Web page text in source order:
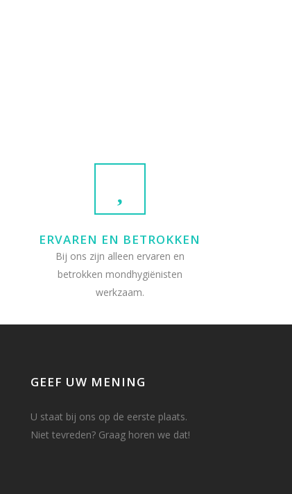
ERVAREN EN BETROKKEN
Bij ons zijn alleen ervaren en
betrokken mondhygiënisten
werkzaam.
GEEF UW MENING
U staat bij ons op de eerste plaats.
Niet tevreden? Graag horen we dat!